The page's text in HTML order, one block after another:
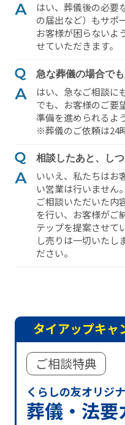
はい、葬儀後の必要
の届出など）もサポ
お客様が困らないよ
せていただきます。
急な葬儀の場合で
はい、急なご相談に
でも、お客様のご要
準備を進められるよ
※葬儀のご依頼は24
相談したあと、し
いいえ、私たちはお
い営業は⾏いません。
ご相談いただいた内
を⾏い、お客様がご
テップを提案させて
し売りは⼀切いたし
ださい。
タイアップキャ
ご相談特典
くらしの友オリジ
葬儀・法要